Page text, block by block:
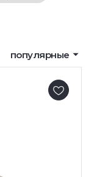
популярные